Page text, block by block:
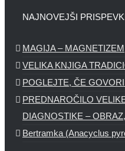
NAJNOVEJŠI
MAGIJA – MAGNETIZEM
VELIKA KNJIGA
POGLEJTE, ČE
PREDNAROČILO
DIAGNOSTIKE –
Bertramka (Anacyclus